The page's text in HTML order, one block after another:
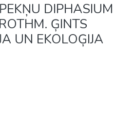
DIPHASIUM
ĢINTS
UN EKOLOĢIJA